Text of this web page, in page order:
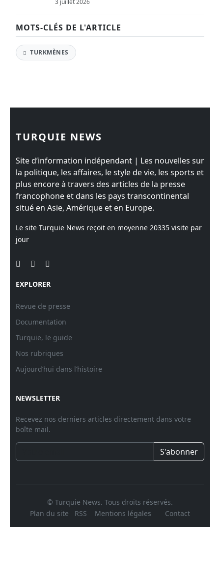
3 juillet 2026
MOTS-CLÉS DE L'ARTICLE
TURKMÈNES
TURQUIE NEWS
Site d’information indépendant | Les nouvelles sur
la politique, les affaires, le style de vie, les sports et
plus encore à travers des articles de la presse
francophone et dans les pays transcontinental
situé en Asie, Amérique et en Europe.
Le site Turquie News reçoit en moyenne 20335 visite par
jour
EXPLORER
Revue de presse
Documentation
Turquie, le guide
Nos rubriques
Aujourd’hui dans l’histoire
NEWSLETTER
Recevez nos derniers articles directement dans votre
boîte mail.
S'abonner
© Turquie News. Tous droits réservés.
Plan du site
RSS Mentions légales Contact